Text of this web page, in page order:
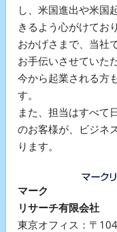
し、米国進出や米国
きるよう心がけてお
おかげさまで、当社
お手伝いさせていた
今から起業される方
す。
また、担当はすべて
のお客様が、ビジネ
ります。
マーク
リサーチ有限会社
東京オフィス：〒